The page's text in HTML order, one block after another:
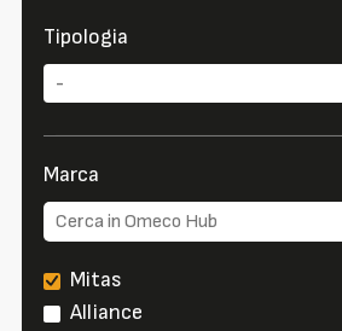
Tipologia
Marca
Mitas
Alliance